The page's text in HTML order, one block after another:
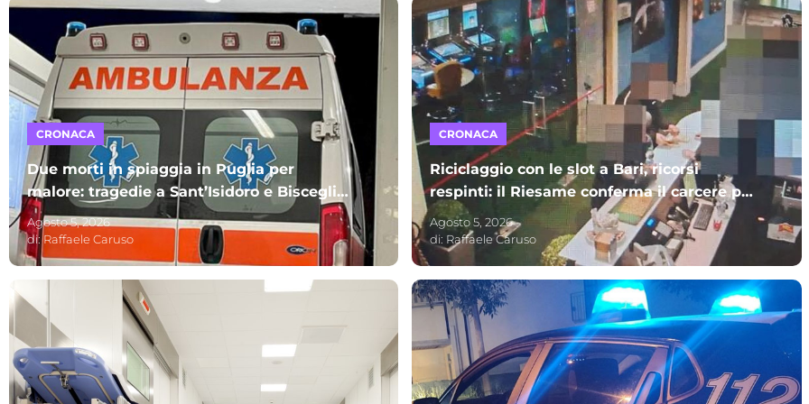
CRONACA
Due morti in spiaggia in Puglia per
malore: tragedie a Sant’Isidoro e Bisceglie.
A perdere la vita due uomini
Agosto 5, 2026
di:Raffaele Caruso
CRONACA
Riciclaggio con le slot a Bari, ricorsi
respinti: il Riesame conferma il carcere per
sette indagati – I NOMI
Agosto 5, 2026
di: Raffaele Caruso